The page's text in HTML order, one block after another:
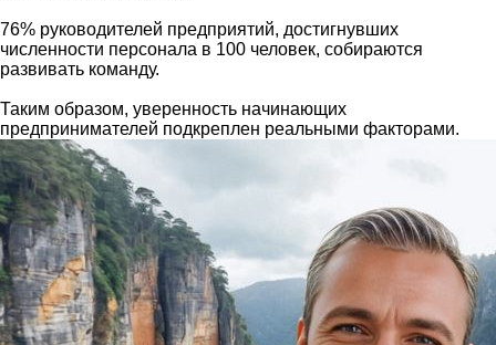
76% руководителей предприятий, достигнувших
численности персонала в 100 человек, собираются
развивать команду.
Таким образом, уверенность начинающих
предпринимателей подкреплен реальными факторами.